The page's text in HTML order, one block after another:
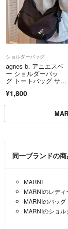
ショルダーバッグ
agnes b. アニエスベ
ー ショルダーバッ
グ トートバッグ サコ
¥1,800
同一ブランドの
MARNI
MARNIのレディ
MARNIのバッグ
MARNIのショル